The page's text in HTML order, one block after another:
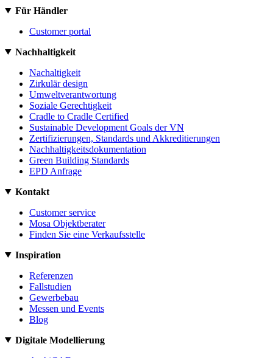
Für Händler
Customer portal
Nachhaltigkeit
Nachaltigkeit
Zirkulär design
Umweltverantwortung
Soziale Gerechtigkeit
Cradle to Cradle Certified
Sustainable Development Goals der VN
Zertifizierungen, Standards und Akkreditierungen
Nachhaltigkeitsdokumentation
Green Building Standards
EPD Anfrage
Kontakt
Customer service
Mosa Objektberater
Finden Sie eine Verkaufsstelle
Inspiration
Referenzen
Fallstudien
Gewerbebau
Messen und Events
Blog
Digitale Modellierung